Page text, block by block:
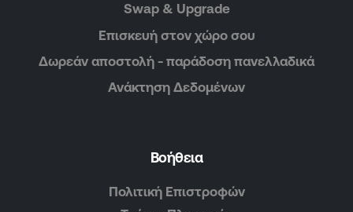
Swap & Upgrade
Επισκευή στον χώρο σου
Δωρεάν αποστολή - παράδοση πανελλαδικά
Ανάκτηση Δεδομένων
Βοήθεια
Πολιτική Επιστροφών